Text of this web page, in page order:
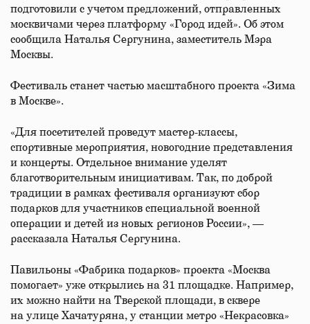
подготовили с учетом предложений, отправленных
москвичами через платформу «Город идей». Об этом
сообщила Наталья Сергунина, заместитель Мэра
Москвы.
Фестиваль станет частью масштабного проекта «Зима
в Москве».
«Для посетителей проведут мастер-классы,
спортивные мероприятия, новогодние представления
и концерты. Отдельное внимание уделят
благотворительным инициативам. Так, по доброй
традиции в рамках фестиваля организуют сбор
подарков для участников специальной военной
операции и детей из новых регионов России», —
рассказала Наталья Сергунина.
Павильоны «Фабрика подарков» проекта «Москва
помогает» уже открылись на 31 площадке. Например,
их можно найти на Тверской площади, в сквере
на улице Хачатуряна, у станции метро «Некрасовка»